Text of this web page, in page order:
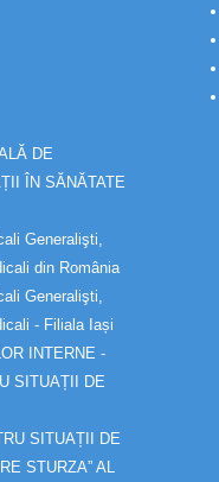
DE
ÎN SĂNĂTATE
Generalişti,
din România
Generalişti,
- Filiala Iași
INTERNE -
SITUAȚII DE
SITUAȚII DE
STURZA” AL